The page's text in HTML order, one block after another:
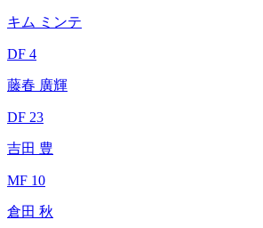
キム ミンテ
DF 4
藤春 廣輝
DF 23
吉田 豊
MF 10
倉田 秋